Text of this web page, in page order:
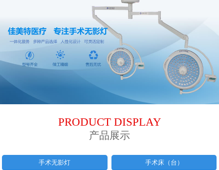
next
PRODUCT DISPLAY
产品展示
手术无影灯 手术床（台）